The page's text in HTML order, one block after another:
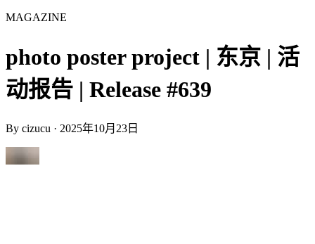
MAGAZINE
photo poster project | 东京 | 活
动报告 | Release #639
By cizucu · 2025年10月23日